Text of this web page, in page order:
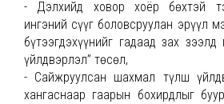
- Дэлхийд ховор хоёр бөхтэй
ингэний сүүг боловсруулан эрүүл
бүтээгдэхүүнийг гадаад зах зээлд
үйлдвэрлэл” төсөл,
- Сайжруулсан шахмал түлш
хангаснаар гаарын бохирдлыг